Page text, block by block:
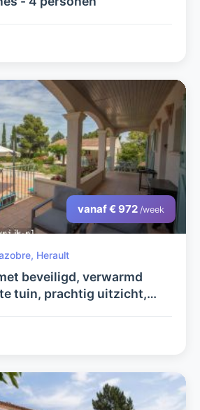
vanaf € 972 /week
Herault
beveiligd, verwarmd
tuin, prachtig uitzicht,